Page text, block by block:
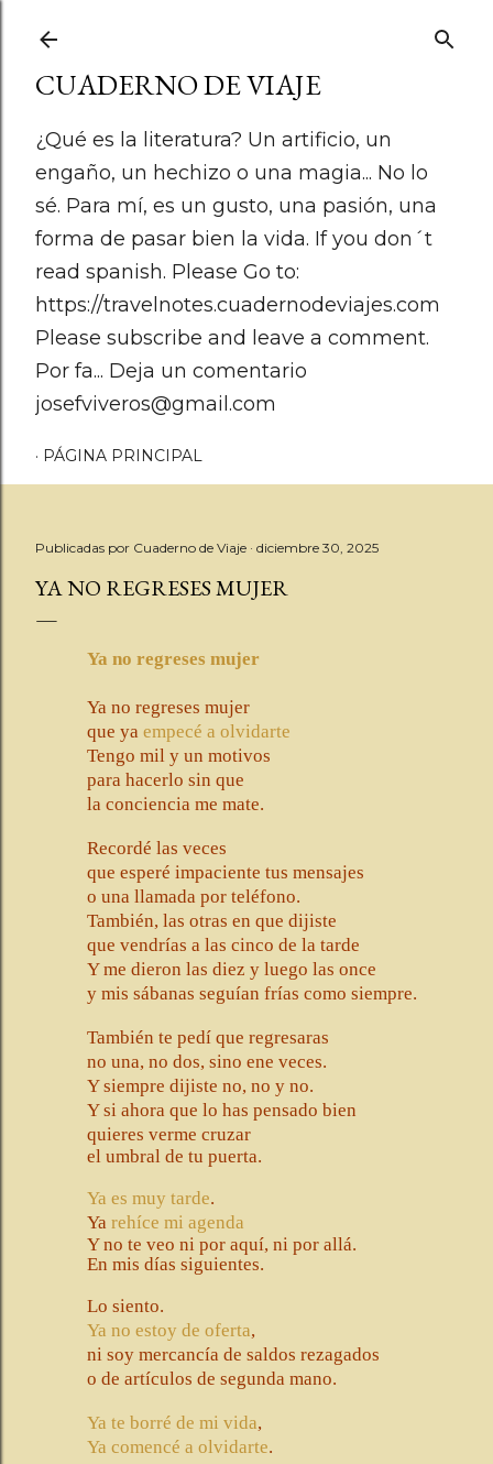
CUADERNO DE VIAJE
¿Qué es la literatura? Un artificio, un
engaño, un hechizo o una magia... No lo
sé. Para mí, es un gusto, una pasión, una
forma de pasar bien la vida. If you don´t
read spanish. Please Go to:
https://travelnotes.cuadernodeviajes.com
Please subscribe and leave a comment.
Por fa... Deja un comentario
josefviveros@gmail.com
PÁGINA PRINCIPAL
Publicadas por Cuaderno de Viaje diciembre 30, 2025
YA NO REGRESES MUJER
Ya no regreses mujer
Ya no regreses mujer
que yaempecé a olvidarte
Tengo mil y un motivos
para hacerlo sin que
la conciencia me mate.
Recordé las veces
que esperé impaciente tus mensajes
o una llamada por teléfono.
También, las otras en que dijiste
que vendrías a las cinco de la tarde
Y me dieron las diez y luego las once
y mis sábanas seguían frías como siempre.
También te pedí que regresaras
no una, no dos, sino ene veces.
Y siempre dijiste no, no y no.
Y si ahora que lo has pensado bien
quieres vermecruzar
el umbral de tu puerta.
Ya es muy tarde.
Yarehíce mi agenda
Y no te veo ni por aquí, ni por allá.
En mis días siguientes.
Lo siento.
Ya no estoy de oferta,
ni soy mercancía de saldos rezagados
o de artículos de segunda mano.
Ya te borré de mi vida,
Ya comencé a olvidarte.